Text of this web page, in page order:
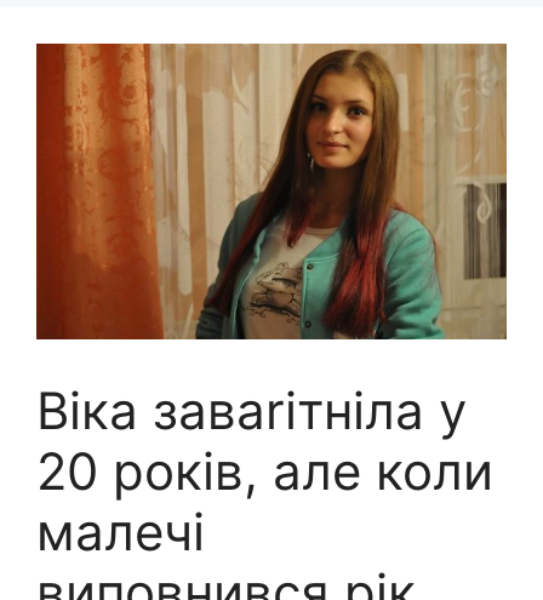
Віка заваrітніла у
20 років, але коли
малечі